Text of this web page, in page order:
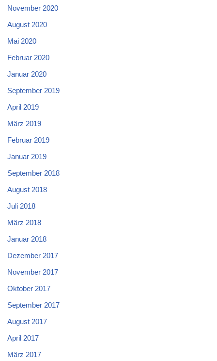
November 2020
August 2020
Mai 2020
Februar 2020
Januar 2020
September 2019
April 2019
März 2019
Februar 2019
Januar 2019
September 2018
August 2018
Juli 2018
März 2018
Januar 2018
Dezember 2017
November 2017
Oktober 2017
September 2017
August 2017
April 2017
März 2017